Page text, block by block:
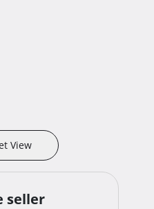
View
seller